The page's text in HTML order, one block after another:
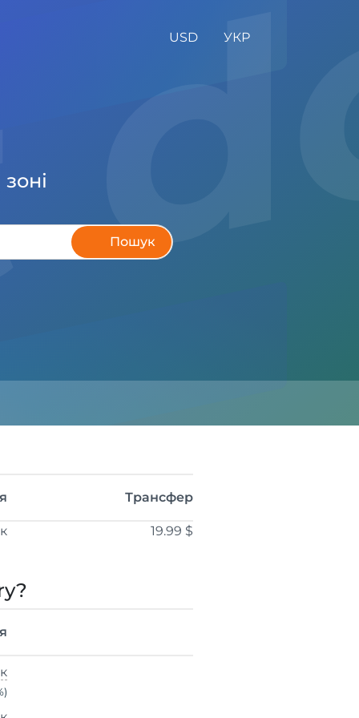
USD УКР
Пошук
Трансфер
19.99 $